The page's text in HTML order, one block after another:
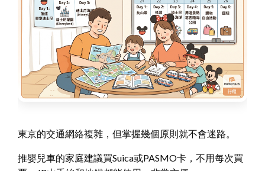
東京的交通網絡複雜，但掌握幾個原則就不會迷路。
推嬰兒車的家庭建議買Suica或PASMO卡，不用每次買